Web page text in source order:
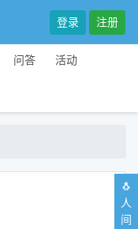
登录 注册
问答 活动
🐧
人
间